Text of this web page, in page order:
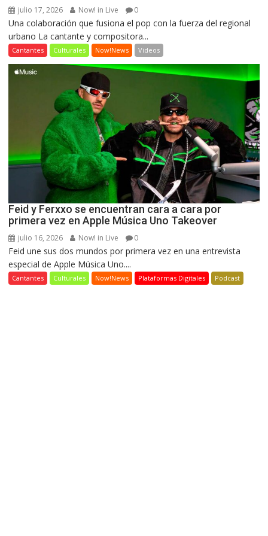
julio 17, 2026 Now! in Live 0
Una colaboración que fusiona el pop con la fuerza del regional
urbano La cantante y compositora...
Cantantes Culturales Now!News Videos
Feid y Ferxxo se encuentran cara a cara por
primera vez en Apple Música Uno Takeover
julio 16, 2026 Now! in Live 0
Feid une sus dos mundos por primera vez en una entrevista
especial de Apple Música Uno....
Cantantes Culturales Now!News Plataformas Digitales Podcast